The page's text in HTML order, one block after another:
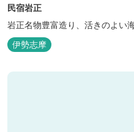
民宿岩正
岩正名物豊富造り、活きのよい海
伊勢志摩